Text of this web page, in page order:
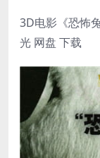
3D电影《恐怖
光 网盘 下载